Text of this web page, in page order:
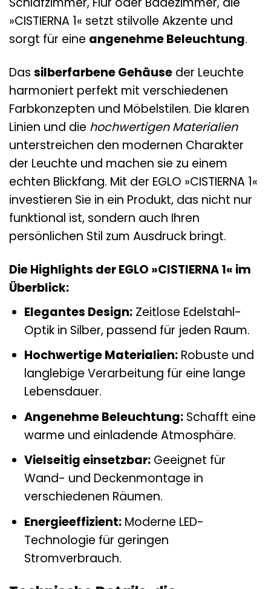
»CISTIERNA 1« setzt stilvolle Akzente und
sorgt für eine angenehme Beleuchtung.
Das silberfarbene Gehäuse der Leuchte
harmoniert perfekt mit verschiedenen
Farbkonzepten und Möbelstilen. Die klaren
Linien und die hochwertigen Materialien
unterstreichen den modernen Charakter
der Leuchte und machen sie zu einem
echten Blickfang. Mit der EGLO »CISTIERNA 1«
investieren Sie in ein Produkt, das nicht nur
funktional ist, sondern auch Ihren
persönlichen Stil zum Ausdruck bringt.
Die Highlights der EGLO »CISTIERNA 1« im
Überblick:
Elegantes Design:Zeitlose Edelstahl-
Optik in Silber, passend für jeden Raum.
Hochwertige Materialien:Robuste und
langlebige Verarbeitung für eine lange
Lebensdauer.
Angenehme Beleuchtung:Schafft eine
warme und einladende Atmosphäre.
Vielseitig einsetzbar:Geeignet für
Wand- und Deckenmontage in
verschiedenen Räumen.
Energieeffizient:Moderne LED-
Technologie für geringen
Stromverbrauch.